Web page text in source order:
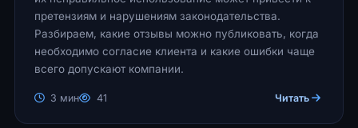
претензиям и нарушениям законодательства.
Разбираем, какие отзывы можно публиковать, когда
необходимо согласие клиента и какие ошибки чаще
всего допускают компании.
3 мин 41 Читать